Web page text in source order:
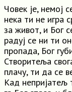
Човек је, немој
нека ти не игра
за живот, и Бог
радуј се ни ти
пропада, Бог
Створитеља
плачу, ти да се
Кад непријатељ